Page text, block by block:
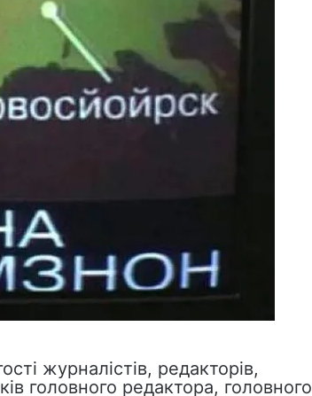
журналістів, редакторів,
головного редактора, головного